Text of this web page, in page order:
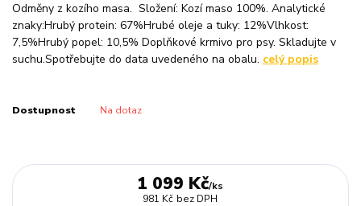
Odměny z kozího masa. Složení: Kozí maso 100%. Analytické
znaky:Hrubý protein: 67%Hrubé oleje a tuky: 12%Vlhkost:
7,5%Hrubý popel: 10,5% Doplňkové krmivo pro psy. Skladujte v
suchu.Spotřebujte do data uvedeného na obalu. celý popis
Dostupnost Na dotaz
1 099 Kč/ks
981 Kč bez DPH